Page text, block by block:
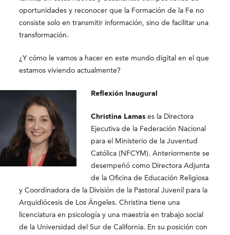
oportunidades y reconocer que la Formación de la Fe no
consiste solo en transmitir información, sino de facilitar una
transformación.
¿Y cómo le vamos a hacer en este mundo digital en el que
estamos viviendo actualmente?
Reflexión Inaugural
Christina Lamas es la Directora
Ejecutiva de la Federación Nacional
para el Ministerio de la Juventud
Católica (NFCYM). Anteriormente se
desempeñó como Directora Adjunta
de la Oficina de Educación Religiosa
y Coordinadora de la División de la Pastoral Juvenil para la
Arquidiócesis de Los Ángeles. Christina tiene una
licenciatura en psicología y una maestría en trabajo social
de la Universidad del Sur de California. En su posición con